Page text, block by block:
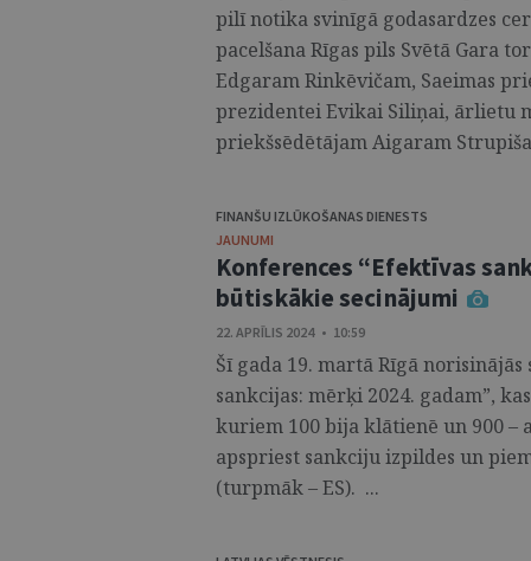
pilī notika svinīgā godasardzes
pacelšana Rīgas pils Svētā Gara
Edgaram Rinkēvičam, Saeimas
prezidentei Evikai Siliņai, ārlietu
priekšsēdētājam Aigaram
FINANŠU IZLŪKOŠANAS DIENESTS
JAUNUMI
Konferences “Efektīvas
būtiskākie secinājumi
22. APRĪLIS 2024 • 10:59
Šī gada 19. martā Rīgā
sankcijas: mērķi 2024. gadam”,
kuriem 100 bija klātienē un 900
apspriest sankciju izpildes un
(turpmāk – ES). ...